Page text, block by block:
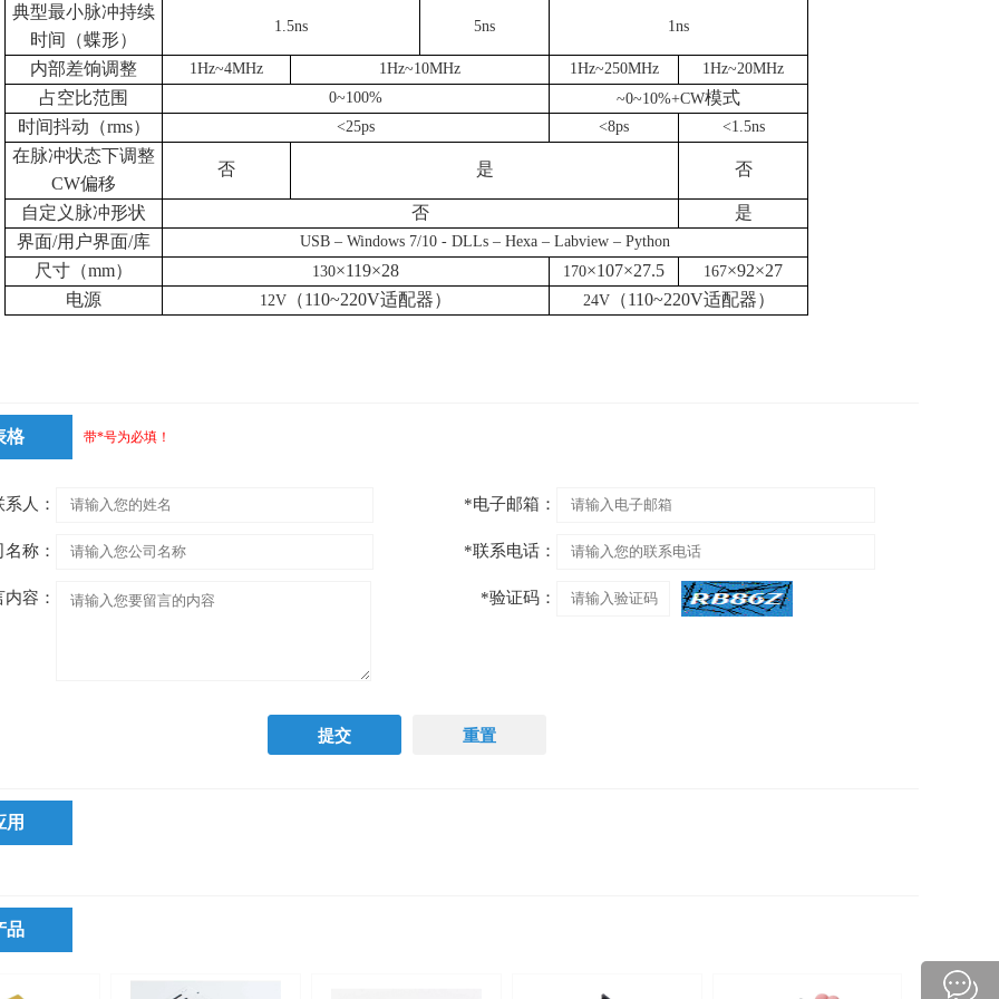
典型最小脉冲持续
时间（蝶形）
1.5ns 5ns 1ns
内部差饷调整 1Hz~4MHz 1Hz~10MHz 1Hz~250MHz 1Hz~20MHz
占空比范围 0~100% ~0~10%+CW模式
时间抖动（rms） <25ps <8ps <1.5ns
在脉冲状态下调整
CW偏移
否 是 否
自定义脉冲形状 否
是
界面/用户界面/库 USB – Windows 7/10 - DLLs – Hexa – Labview – Python
尺寸（mm） 130×119×28 170×107×27.5 167×92×27
电源
12V （110~220V适配器） 24V（110~220V适配器）
格 带*号为必填！
人： *电子邮箱：
称： *联系电话：
容： *验证码：
用
品